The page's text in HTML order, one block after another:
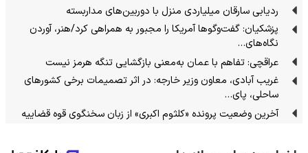
ردیابی سارقان میلیاردی منزل با دوربین‌های مداربسته
پزشکیان: گفت‌وگوها آمریکا را مجبور به همراهی کرد/هنر، آوردن
نگاه‌های…
عراقچی: تفاهم با عمان به‌معنی بازگشایی تنگه هرمز نیست
غریب آبادی، معاون وزیر خارجه: در اثر تصمیمات برخی کشورهای
ساحلی، پای…
آخرین وضعیت پرونده «کلثوم اکبری» از زبان سخنگوی قوه قضاییه